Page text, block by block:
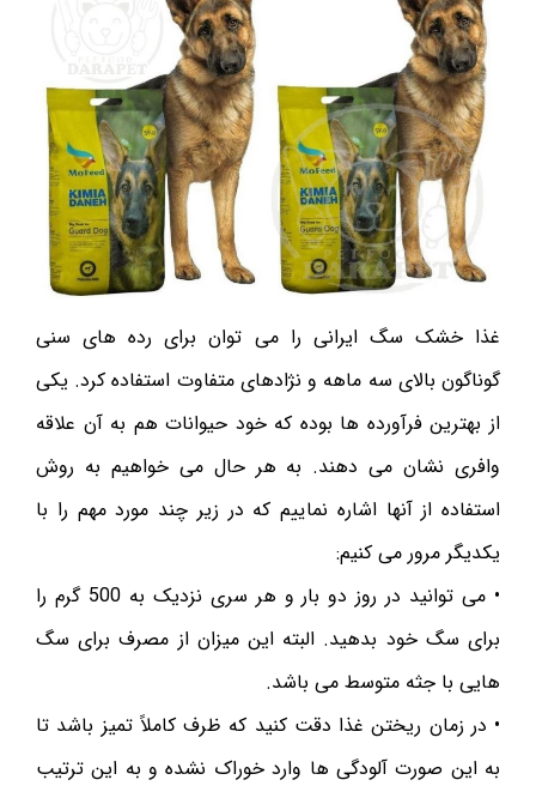
غذا خشک سگ ایرانی را می توان برای رده های‌ سنی
گوناگون بالای سه ماهه و نژادهای متفاوت استفاده کرد. یکی
از بهترین فرآورده ها بوده که خود حیوانات هم به آن علاقه
وافری نشان می دهند. به هر حال می خواهیم به روش
استفاده از آنها اشاره نماییم که در زیر چند مورد مهم را با
یکدیگر مرور می کنیم:
• می توانید در روز دو بار و هر سری نزدیک به 500 گرم را
برای سگ خود بدهید. البته این میزان از مصرف برای سگ
هایی با جثه متوسط می باشد.
• در زمان ریختن غذا دقت کنید که ظرف کاملاً تمیز باشد تا
به این صورت آلودگی ها وارد خوراک نشده و به این ترتیب